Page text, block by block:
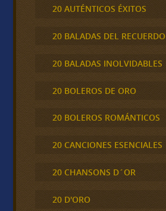
20 AUTÉNTICOS ÉXITOS
20 BALADAS DEL RECUERDO
20 BALADAS INOLVIDABLES
20 BOLEROS DE ORO
20 BOLEROS ROMÁNTICOS
20 CANCIONES ESENCIALES
20 CHANSONS D´OR
20 D'ORO